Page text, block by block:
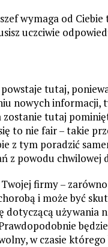
wymaga od
uczciwie
tutaj,
nowych informacji,
tutaj
to nie fair – takie
z tym poradzić
z powodu
firmy –
i może być
dotyczącą
w czasie